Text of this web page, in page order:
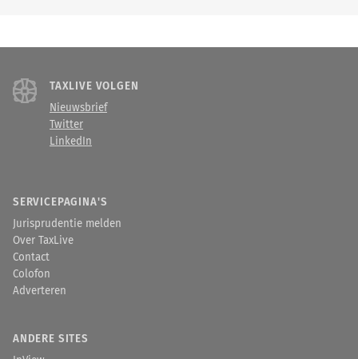
TAXLIVE VOLGEN
Nieuwsbrief
Twitter
LinkedIn
SERVICEPAGINA'S
Jurisprudentie melden
Over TaxLive
Contact
Colofon
Adverteren
ANDERE SITES